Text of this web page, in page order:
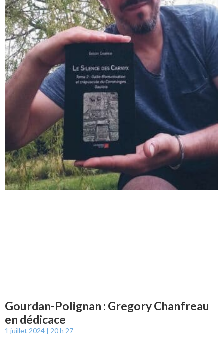
Gourdan-Polignan : Gregory Chanfreau
en dédicace
1 juillet 2024 20 h 27